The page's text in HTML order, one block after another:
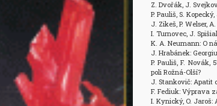
Z. Dvořák, J.
P. Pauliš, S.
J. Zikeš, P. Welser,
I. Turnovec, J.
K. A. Neumann: O
J. Hrabánek:
P. Pauliš, F.
poli Rožná-Olší?
J. Stankovič: Apatit
F. Fediuk: Výprava
I. Kynický, O.